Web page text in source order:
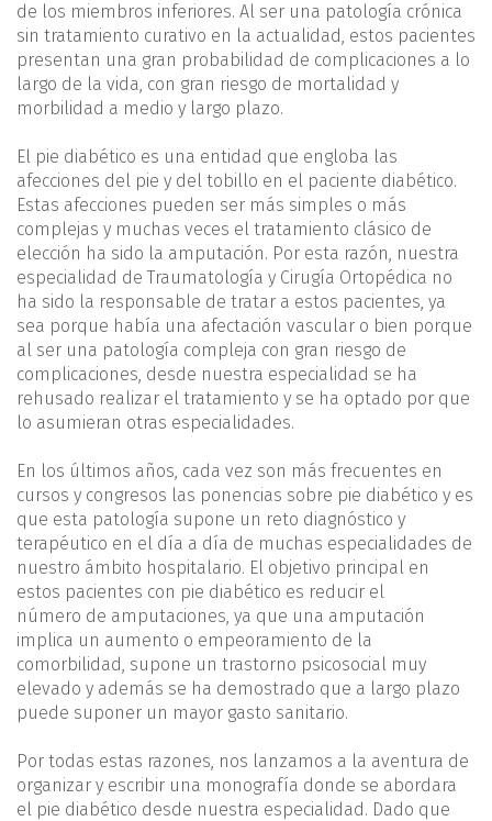
de los miembros inferiores. Al ser una patología crónica
sin tratamiento curativo en la actualidad, estos pacientes
presentan una gran probabilidad de complicaciones a lo
largo de la vida, con gran riesgo de mortalidad y
morbilidad a medio y largo plazo.
El pie diabético es una entidad que engloba las
afecciones del pie y del tobillo en el paciente diabético.
Estas afecciones pueden ser más simples o más
complejas y muchas veces el tratamiento clásico de
elección ha sido la amputación. Por esta razón, nuestra
especialidad de Traumatología y Cirugía Ortopédica no
ha sido la responsable de tratar a estos pacientes, ya
sea porque había una afectación vascular o bien porque
al ser una patología compleja con gran riesgo de
complicaciones, desde nuestra especialidad se ha
rehusado realizar el tratamiento y se ha optado por que
lo asumieran otras especialidades.
En los últimos años, cada vez son más frecuentes en
cursos y congresos las ponencias sobre pie diabético y es
que esta patología supone un reto diagnóstico y
terapéutico en el día a día de muchas especialidades de
nuestro ámbito hospitalario. El objetivo principal en
estos pacientes con pie diabético es reducir el
número de amputaciones, ya que una amputación
implica un aumento o empeoramiento de la
comorbilidad, supone un trastorno psicosocial muy
elevado y además se ha demostrado que a largo plazo
puede suponer un mayor gasto sanitario.
Por todas estas razones, nos lanzamos a la aventura de
organizar y escribir una monografía donde se abordara
el pie diabético desde nuestra especialidad. Dado que